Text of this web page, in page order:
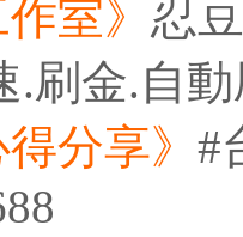
室》 忍
.刷金.自
分享》 #